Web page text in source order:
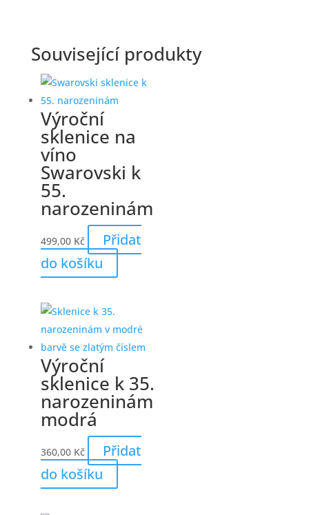
Související produkty
Výroční
sklenice na
víno
Swarovski k
55.
narozeninám
499,00 Kč
Přidat
do košíku
Výroční
sklenice k 35.
narozeninám
modrá
360,00 Kč
Přidat
do košíku